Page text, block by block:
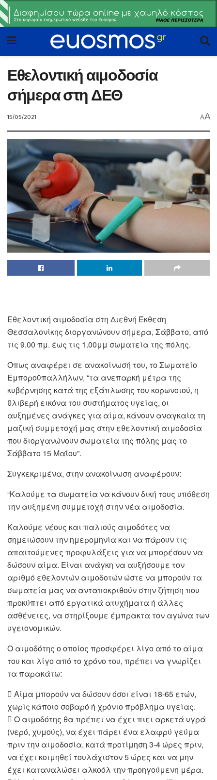
Εθελοντική αιμοδοσία
σήμερα στη ΔΕΘ
15/05/2021 AA
Εθελοντική αιμοδοσία στη Διεθνή Έκθεση
Θεσσαλονίκης διοργανώνουν σήμερα, Σάββατο, από
τις 9.00 πμ. έως τις 1.00μμ σωματεία της πόλης.
Όπως αναφέρει σε ανακοίνωσή του, το Σωματείο
Εμποροϋπαλλήλων, “τα ανεπαρκή μέτρα της
κυβέρνησης κατά της εξάπλωσης του κορωνοιού, η
θλιβερή εικόνα του συστήματος υγείας, οι
αυξημένες ανάγκες για αίμα, κάνουν αναγκαία τη
μαζική συμμετοχή μας στην εθελοντική αιμοδοσία
που διοργανώνουν σωματεία της πόλης μας το
Σάββατο 15 Μαΐου”.
Συγκεκριμένα, στην ανακοίνωση αναφέρουν:
“Καλούμε τα σωματεία να κάνουν δική τους υπόθεση
την αυξημένη συμμετοχή στην νέα αιμοδοσία.
Καλούμε νέους και παλιούς αιμοδότες να
σημειώσουν την ημερομηνία και να πάρουν τις
απαιτούμενες προφυλάξεις για να μπορέσουν να
δώσουν αίμα. Είναι ανάγκη να αυξήσουμε τον
αριθμό εθελοντών αιμοδοτών ώστε να μπορούν τα
σωματεία μας να ανταποκριθούν στην ζήτηση που
προκύπτει από εργατικά ατυχήματα ή άλλες
ασθένειες, να στηρίξουμε έμπρακτα τον αγώνα των
υγειονομικών.
Ο αιμοδότης ο οποίος προσφέρει λίγο από το αίμα
του και λίγο από το χρόνο του, πρέπει να γνωρίζει
τα παρακάτω:
 Αίμα μπορούν να δώσουν όσοι είναι 18-65 ετών,
χωρίς κάποιο σοβαρό ή χρόνιο πρόβλημα υγείας.
 Ο αιμοδότης θα πρέπει να έχει πιει αρκετά υγρά
(νερό, χυμούς), να έχει πάρει ένα ελαφρύ γεύμα
πριν την αιμοδοσία, κατά προτίμηση 3-4 ώρες πριν,
να έχει κοιμηθεί τουλάχιστον 5 ώρες και να μην
έχει καταναλώσει αλκοόλ την προηγούμενη μέρα.